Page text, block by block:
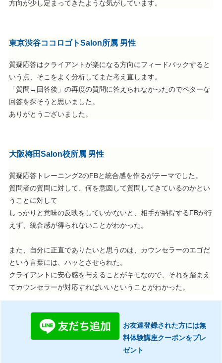
方向が少し定まってきたような気がしています。
東京渋谷ココロゴトSalon所属 男性
質疑応答はクライアントが楽になる方向にフィードバックすると
いう点、そこをよく分析してまた考え直します。
「質問→回答後」の再度の質問に答えられなかったのでベターな
回答を探そうと思いました。
ありがとうございました。
大阪梅田Salon校所属 男性
質疑応答トレーニング2のFBと統合感を作るがテーマでした。
質問者の質問に対して、何を意図して質問してきているのかとい
うことに対して
しっかりと意味の反映をしていかないと、相手が納得するFBが行
えず、統合感が得られないことがわかった。
また、自分に正直でありたいと思うのは、カウンセラーのエゴだ
という言葉には、ハッとさせられた。
クライアントに安心感を与えることがキモなので、それを踏まえ
てカウンセラーが対応すればいいということがわかった。
お友達登録された方には無
料体験講座クーポンをプレ
ゼント